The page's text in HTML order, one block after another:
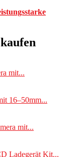
mit...
16–50mm...
mit...
Ladegerät Kit...